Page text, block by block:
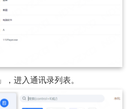
」，进入通讯录列表。